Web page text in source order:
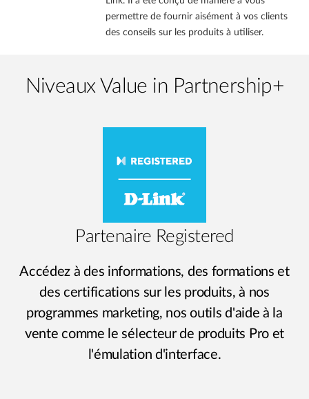
permettre de fournir aisément à vos clients
des conseils sur les produits à utiliser.
Niveaux Value in Partnership+
Partenaire Registered
Accédez à des informations, des formations et
des certifications sur les produits, à nos
programmes marketing, nos outils d'aide à la
vente comme le sélecteur de produits Pro et
l'émulation d'interface.